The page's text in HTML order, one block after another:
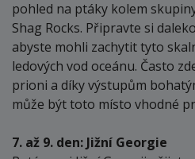
pohled na ptáky kolem
Shag Rocks. Připravte si
abyste mohli zachytit tyto
ledových vod oceánu. Často
prioni a díky výstupům
může být toto místo vhodné
7. až 9. den: Jižní Georgie